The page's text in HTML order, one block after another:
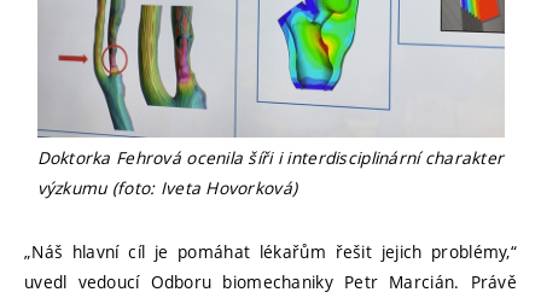
Doktorka Fehrová ocenila šíři i interdisciplinární charakter
výzkumu (foto: Iveta Hovorková)
„Náš hlavní cíl je pomáhat lékařům řešit jejich problémy,“
uvedl vedoucí Odboru biomechaniky Petr Marcián. Právě